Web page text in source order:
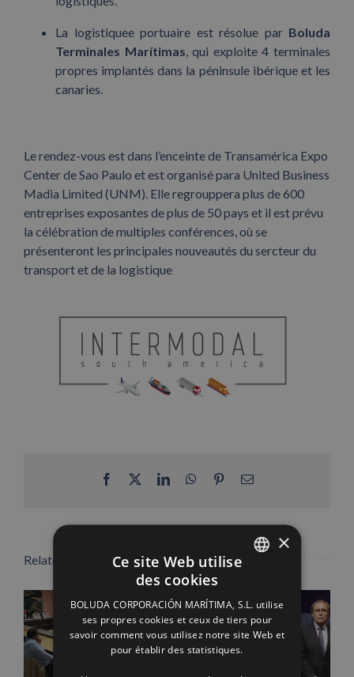
La logistiquee portuaire est résolue par Boluda
Terminales Marítimas, qui exploite 4 terminales
propres implantés dans la péninsule ibérique et les
canaries.
Le rendez-vous est dans l’enceinte de Transamérica Expo
Center de Sao Paulo et est organisé para United Business
Madia Limited (UNM). Elle regrouppera plus de 600
entreprises exposantes de plus de 50 pays et il est prévu
la célébration de multiples conférences, où se
présenteront les principales nouveautés du sercteur du
transport et de la logistique
Facebook LinkedInWhatsApp
PinterestEmail
Related Posts
ENGLISH
FRENCH
×
Ce site Web utilise
des cookies
BOLUDA CORPORACIÓN MARÍTIMA, S.L. utilise
ses propres cookies et ceux de tiers pour
savoir comment vous utilisez notre site Web et
pour établir des statistiques.